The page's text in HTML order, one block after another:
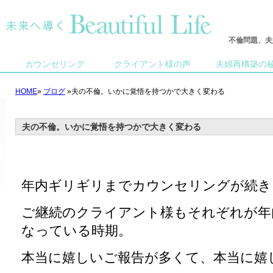
不倫問題、
カウンセリング クライアント様の声 夫婦再構築の
HOME» ブログ »夫の不倫。いかに覚悟を持つかで大きく変わる
夫の不倫。いかに覚悟を持つかで大きく変わる
年内ギリギリまでカウンセリングが続
ご継続のクライアント様もそれぞれが
なっている時期。
本当に嬉しいご報告が多くて、本当に